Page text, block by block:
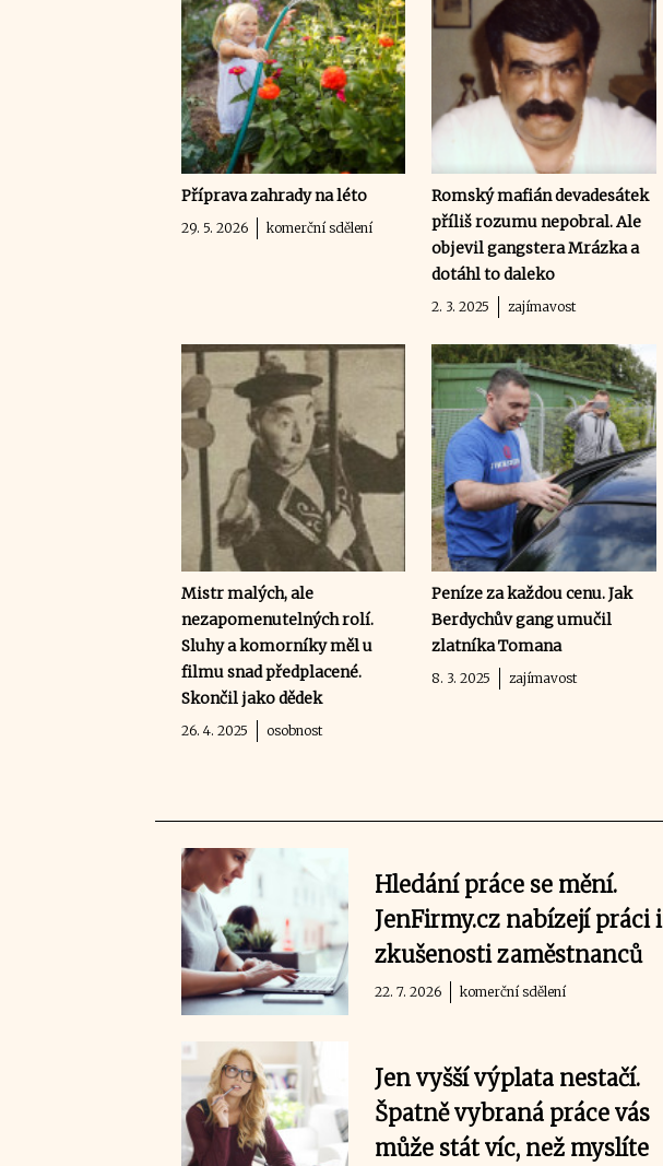
Příprava zahrady na léto
29. 5. 2026 komerční sdělení
Romský mafián devadesátek
příliš rozumu nepobral. Ale
objevil gangstera Mrázka a
dotáhl to daleko
2. 3. 2025 zajímavost
Mistr malých, ale
nezapomenutelných rolí.
Sluhy a komorníky měl u
filmu snad předplacené.
Skončil jako dědek
26. 4. 2025 osobnost
Peníze za každou cenu. Jak
Berdychův gang umučil
zlatníka Tomana
8. 3. 2025 zajímavost
Hledání práce se mění.
JenFirmy.cz nabízejí práci i
zkušenosti zaměstnanců
22. 7. 2026 komerční sdělení
Jen vyšší výplata nestačí.
Špatně vybraná práce vás
může stát víc, než myslíte